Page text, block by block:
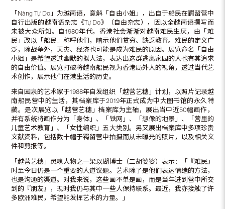
「Nàng Tự Do」为越南语，意解「自由小姐」，出自于船民在羁留营中
自行出版的越南语杂志《Tự Do》（自由杂志），因以全越南语撰写而
未被大众所知。自1980年代，香港社会渐渐对越南难民生厌，由「难
民」改以「船民」称呼他们，暗示他们贫穷、缺乏教育。难民的定义广
泛，除战争外，天灾、经济也可能是成为难民的原因。展览命名「自由
小姐」是希望透过幽默的拟人法，表达出这群逃离家园的人也有其追求
的自由价值。展览打破将越南船民视为香港局外人的视角，透过当代艺
术创作，展示他们在港生活的历史。
来自园泉的艺术家于1988年自发组织「越营艺穗」计划，以照片记录越
南船民营中的生活，其档案库于2019年正式成为中大图书馆的永久特
藏。是次展览以「越营艺穗」档案库为主轴，展出当中近50幅画作，
并有系统将画作分为「身体」、「铁网」、「想像的地景」、「营里的
儿童艺术教育」、「女性编织」五大类别。另又展出档案库中多项珍贵
文献资料，包括数十幅于羁留营中拍摄而从未曝光的照片，以及相关文
件和剪报等。
「越营艺穗」灵魂人物之一梁以瑚博士（二胡婆婆）表示：「『难民』
时至今日仍是一个重要的人道议题。艺术除了是他们表达情绪的方法，
也是沟通的渠道。对我来说，这些画不单是画，而是当年进到营中所交
到的『朋友』，现时我仍与其中一些人保持联系。最近，我亦接触了许
多欧洲难民，希望能发挥艺术的力量。」